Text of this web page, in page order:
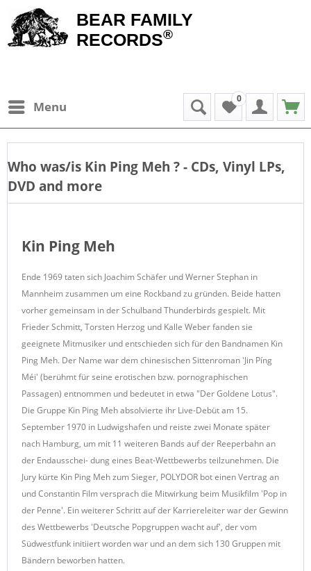
BEAR FAMILY
RECORDS®
Menu
0
Who was/is Kin Ping Meh ? - CDs, Vinyl LPs,
DVD and more
Kin Ping Meh
Ende 1969 taten sich Joachim Schäfer und Werner Stephan in
Mannheim zusammen um eine Rockband zu gründen. Beide hatten
vorher gemeinsam in der Schulband Thunderbirds gespielt. Mit
Frieder Schmitt, Torsten Herzog und Kalle Weber fanden sie
geeignete Mitmusiker und entschieden sich für den Bandnamen Kin
Ping Meh. Der Name war dem chinesischen Sittenroman 'Jin Píng
Méi' (berühmt für seine erotischen bzw. pornographischen
Passagen) entnommen und bedeutet in etwa "Der Goldene Lotus".
Die Gruppe Kin Ping Meh absolvierte ihr Live-Debüt am 15.
September 1970 in Ludwigshafen und reiste zwei Monate später
nach Hamburg, um mit 11 weiteren Bands auf der Reeperbahn an
der Endausschei- dung eines Beat-Wettbewerbs teilzunehmen. Die
Jury kürte Kin Ping Meh zum Sieger, POLYDOR bot einen Vertrag an
und Constantin Film versprach die Mitwirkung beim Musikfilm 'Pop in
der Penne'. Ein weiterer Schritt auf der Karriereleiter war der Gewinn
des Wettbewerbs 'Deutsche Popgruppen wacht auf', der vom
Südwestfunk initiiert worden war und an dem sich 130 Gruppen mit
Bändern beworben hatten.